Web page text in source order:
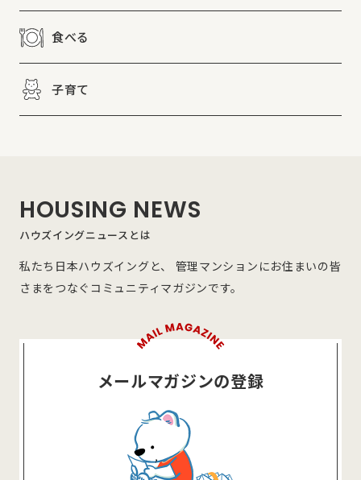
食べる
子育て
HOUSING NEWS
ハウズイングニュースとは
私たち日本ハウズイングと、 管理マンションにお住まいの皆
さまをつなぐコミュニティマガジンです。
メールマガジンの登録